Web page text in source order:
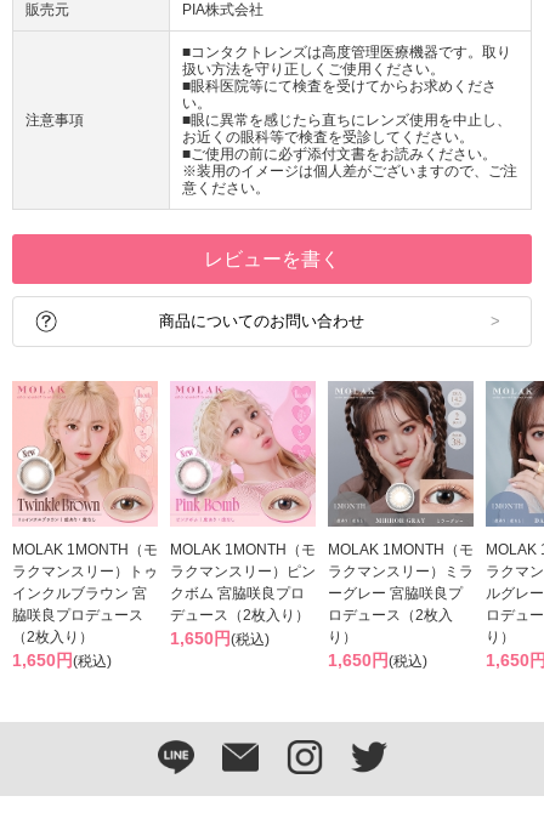
販売元 PIA株式会社
注意事項
■コンタクトレンズは高度管理医療機器です。取り
扱い方法を守り正しくご使用ください。
■眼科医院等にて検査を受けてからお求めくださ
い。
■眼に異常を感じたら直ちにレンズ使用を中止し、
お近くの眼科等で検査を受診してください。
■ご使用の前に必ず添付文書をお読みください。
※装用のイメージは個人差がございますので、ご注
意ください。
レビューを書く
商品についてのお問い合わせ
MOLAK 1MONTH（モ
ラクマンスリー）トゥ
インクルブラウン 宮
脇咲良プロデュース
（2枚入り）
1,650円(税込)
MOLAK 1MONTH（モ
ラクマンスリー）ピン
クボム 宮脇咲良プロ
デュース（2枚入り）
1,650円(税込)
MOLAK 1MONTH（モ
ラクマンスリー）ミラ
ーグレー 宮脇咲良プ
ロデュース（2枚入
り）
1,650円(税込)
MOLAK
ラクマ
ルグレ
ロデュ
り）
1,650